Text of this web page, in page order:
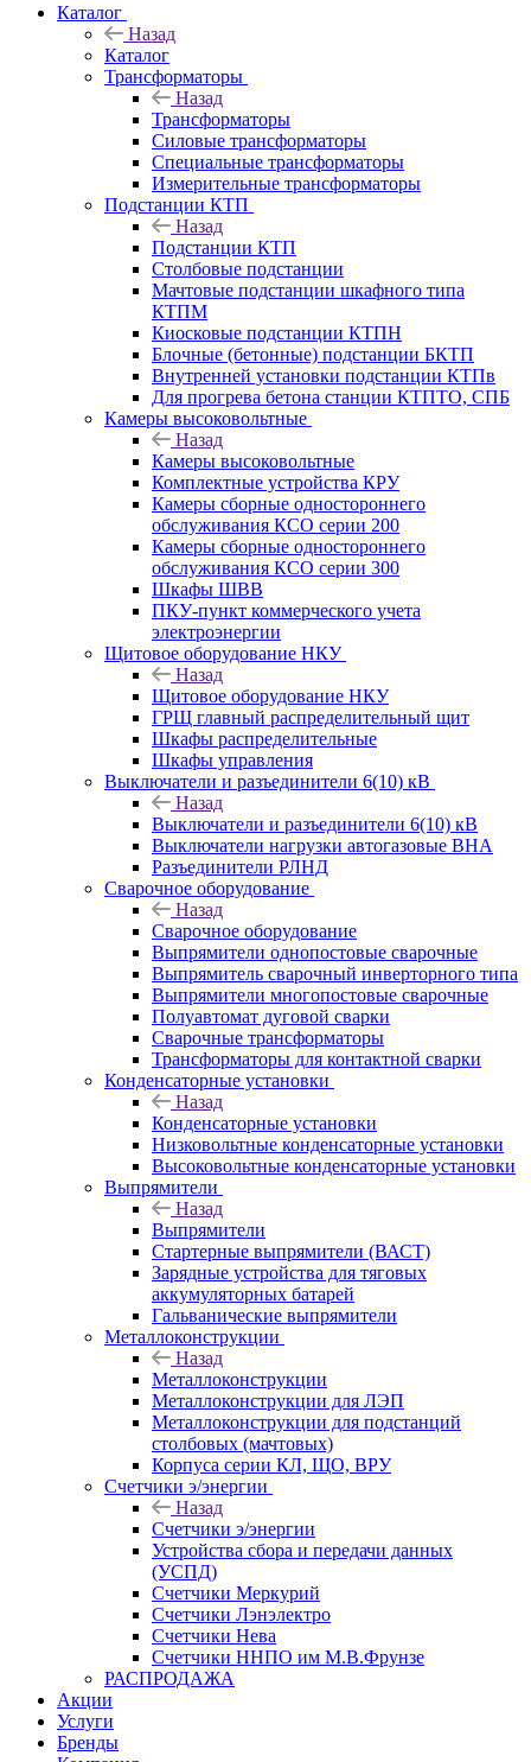
Каталог
Назад
Каталог
Трансформаторы
Назад
Трансформаторы
Силовые трансформаторы
Специальные трансформаторы
Измерительные трансформаторы
Подстанции КТП
Назад
Подстанции КТП
Столбовые подстанции
Мачтовые подстанции шкафного типа
КТПМ
Киосковые подстанции КТПН
Блочные (бетонные) подстанции БКТП
Внутренней установки подстанции КТПв
Для прогрева бетона станции КТПТО, СПБ
Камеры высоковольтные
Назад
Камеры высоковольтные
Комплектные устройства КРУ
Камеры сборные одностороннего
обслуживания КСО серии 200
Камеры сборные одностороннего
обслуживания КСО серии 300
Шкафы ШВВ
ПКУ-пункт коммерческого учета
электроэнергии
Щитовое оборудование НКУ
Назад
Щитовое оборудование НКУ
ГРЩ главный распределительный щит
Шкафы распределительные
Шкафы управления
Выключатели и разъединители 6(10) кВ
Назад
Выключатели и разъединители 6(10) кВ
Выключатели нагрузки автогазовые ВНА
Разъединители РЛНД
Сварочное оборудование
Назад
Сварочное оборудование
Выпрямители однопостовые сварочные
Выпрямитель сварочный инверторного типа
Выпрямители многопостовые сварочные
Полуавтомат дуговой сварки
Сварочные трансформаторы
Трансформаторы для контактной сварки
Конденсаторные установки
Назад
Конденсаторные установки
Низковольтные конденсаторные установки
Высоковольтные конденсаторные установки
Выпрямители
Назад
Выпрямители
Стартерные выпрямители (ВАСТ)
Зарядные устройства для тяговых
аккумуляторных батарей
Гальванические выпрямители
Металлоконструкции
Назад
Металлоконструкции
Металлоконструкции для ЛЭП
Металлоконструкции для подстанций
столбовых (мачтовых)
Корпуса серии КЛ, ЩО, ВРУ
Счетчики э/энергии
Назад
Счетчики э/энергии
Устройства сбора и передачи данных
(УСПД)
Счетчики Меркурий
Счетчики Лэнэлектро
Счетчики Нева
Счетчики ННПО им М.В.Фрунзе
РАСПРОДАЖА
Акции
Услуги
Бренды